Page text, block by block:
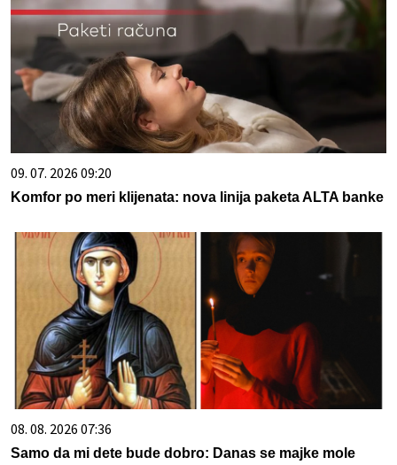
09. 07. 2026 09:20
Komfor po meri klijenata: nova linija paketa ALTA banke
08. 08. 2026 07:36
Samo da mi dete bude dobro: Danas se majke mole